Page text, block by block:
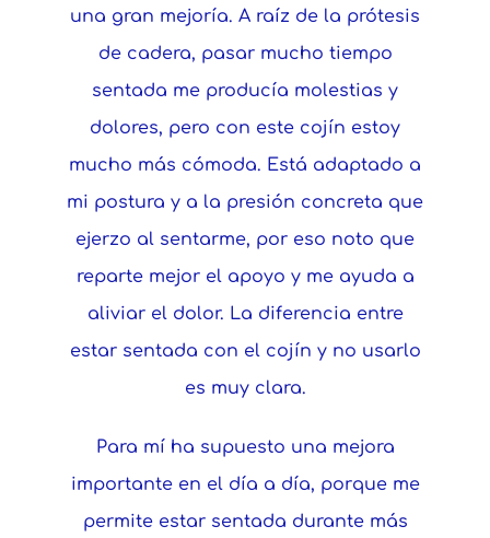
una gran mejoría. A raíz de la prótesis
de cadera, pasar mucho tiempo
sentada me producía molestias y
dolores, pero con este cojín estoy
mucho más cómoda. Está adaptado a
mi postura y a la presión concreta que
ejerzo al sentarme, por eso noto que
reparte mejor el apoyo y me ayuda a
aliviar el dolor. La diferencia entre
estar sentada con el cojín y no usarlo
es muy clara.
Para mí ha supuesto una mejora
importante en el día a día, porque me
permite estar sentada durante más